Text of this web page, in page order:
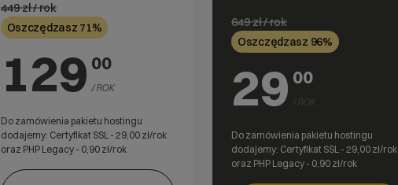
Oszczędzasz 71%
449zł / rok
129 00
/ ROK
Do zamówienia pakietu hostingu
dodajemy: Certyfikat SSL - 29,00zł/rok
oraz PHP Legacy - 0,90zł/rok
Oszczędzasz 96%
649zł / rok
29 00
/ ROK
Do zamówienia pakietu hostingu
dodajemy: Certyfikat SSL - 29,00 zł/rok
oraz PHP Legacy - 0,90 zł/rok